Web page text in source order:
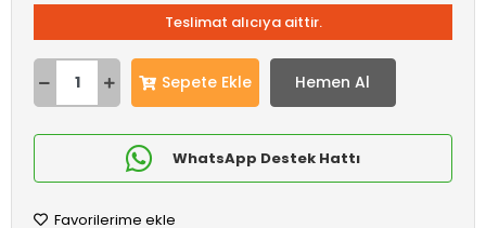
Teslimat alıcıya aittir.
Sepete Ekle Hemen Al
WhatsApp Destek Hattı
Favorilerime ekle